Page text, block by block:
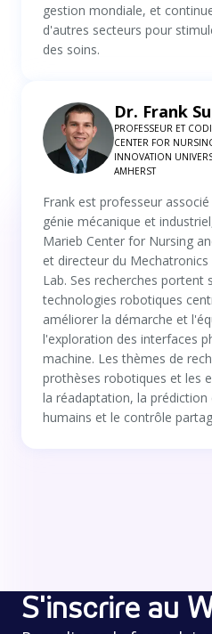
gestion mondiale, et
d'autres secteurs pour
des soins.
Dr. Frank
PROFESSEUR ET
CENTER FOR
INNOVATION
AMHERST
Frank est professeur
génie mécanique et
Marieb Center for Nursing
et directeur du
Lab. Ses recherches portent
technologies robotiques
améliorer la démarche et
l'exploration des interfaces
machine. Les thèmes de
prothèses robotiques et les
la réadaptation, la
humains et le contrôle
S'inscrire au